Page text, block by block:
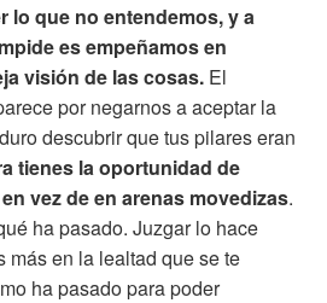
lo que no entendemos, y a
es empeñamos en
visión de las cosas. El
por negarnos a aceptar la
descubrir que tus pilares eran
tienes la oportunidad de
vez de en arenas movedizas.
ha pasado. Juzgar lo hace
más en la lealtad que se te
ha pasado para poder